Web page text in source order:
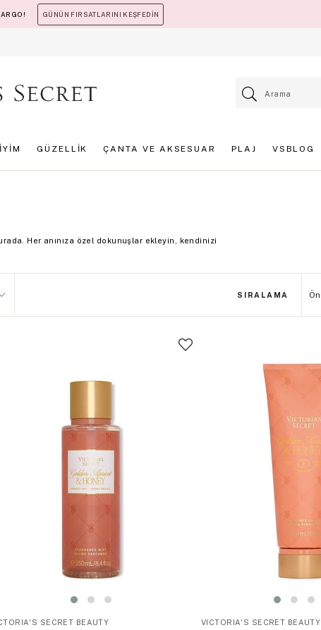
GÜNÜN FIRSATLARINI KEŞFEDİN
GÜZELLİK ÇANTA VE AKSESUAR PLAJ VSBLOG
Her anınıza özel dokunuşlar ekleyin, kendinizi
SIRALAMA
SECRET BEAUTY VICTORIA'S SECRET BEAUTY